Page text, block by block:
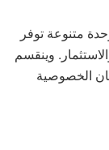
الغزالي، أن المشروع يضم نحو 1100 وحدة متنوعة توفر
وينقسم
الخصوصية